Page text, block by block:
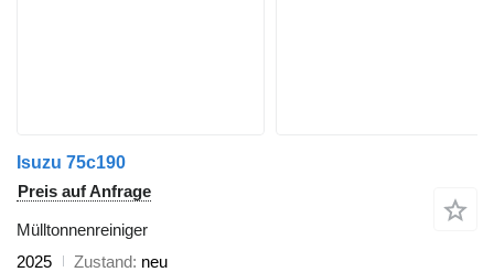
Isuzu 75c190
Preis auf Anfrage
Mülltonnenreiniger
2025
Zustand neu